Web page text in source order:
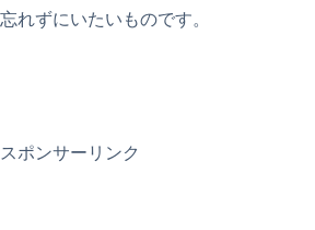
れずにいたいものです。
スポンサーリンク